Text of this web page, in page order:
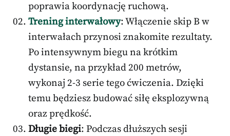
poprawia koordynację ruchową.
Trening interwałowy: Włączenie skip B w
interwałach przynosi znakomite rezultaty.
Po intensywnym biegu na krótkim
dystansie, na przykład 200 metrów,
wykonaj 2-3 serie tego ćwiczenia. Dzięki
temu będziesz budować siłę eksplozywną
oraz prędkość.
Długie biegi: Podczas dłuższych sesji